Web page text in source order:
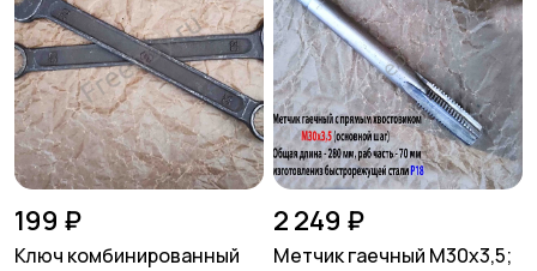
199 ₽
Ключ комбинированный
2 249 ₽
Метчик гаечный М30х3,5;